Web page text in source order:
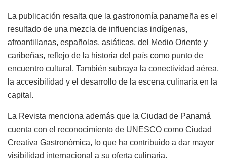
La publicación resalta que la gastronomía panameña es el
resultado de una mezcla de influencias indígenas,
afroantillanas, españolas, asiáticas, del Medio Oriente y
caribeñas, reflejo de la historia del país como punto de
encuentro cultural. También subraya la conectividad aérea,
la accesibilidad y el desarrollo de la escena culinaria en la
capital.
La Revista menciona además que la Ciudad de Panamá
cuenta con el reconocimiento de UNESCO como Ciudad
Creativa Gastronómica, lo que ha contribuido a dar mayor
visibilidad internacional a su oferta culinaria.